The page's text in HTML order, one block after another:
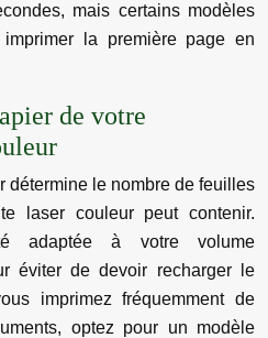
mais certains modèles
la première page en
de votre
détermine le nombre de feuilles
laser couleur peut contenir.
adaptée à votre volume
éviter de devoir recharger le
imprimez fréquemment de
optez pour un modèle